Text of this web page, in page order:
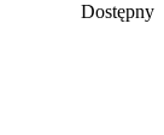
Dostępny